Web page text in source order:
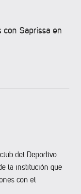
Saprissa en
del Deportivo
la institución que
con el